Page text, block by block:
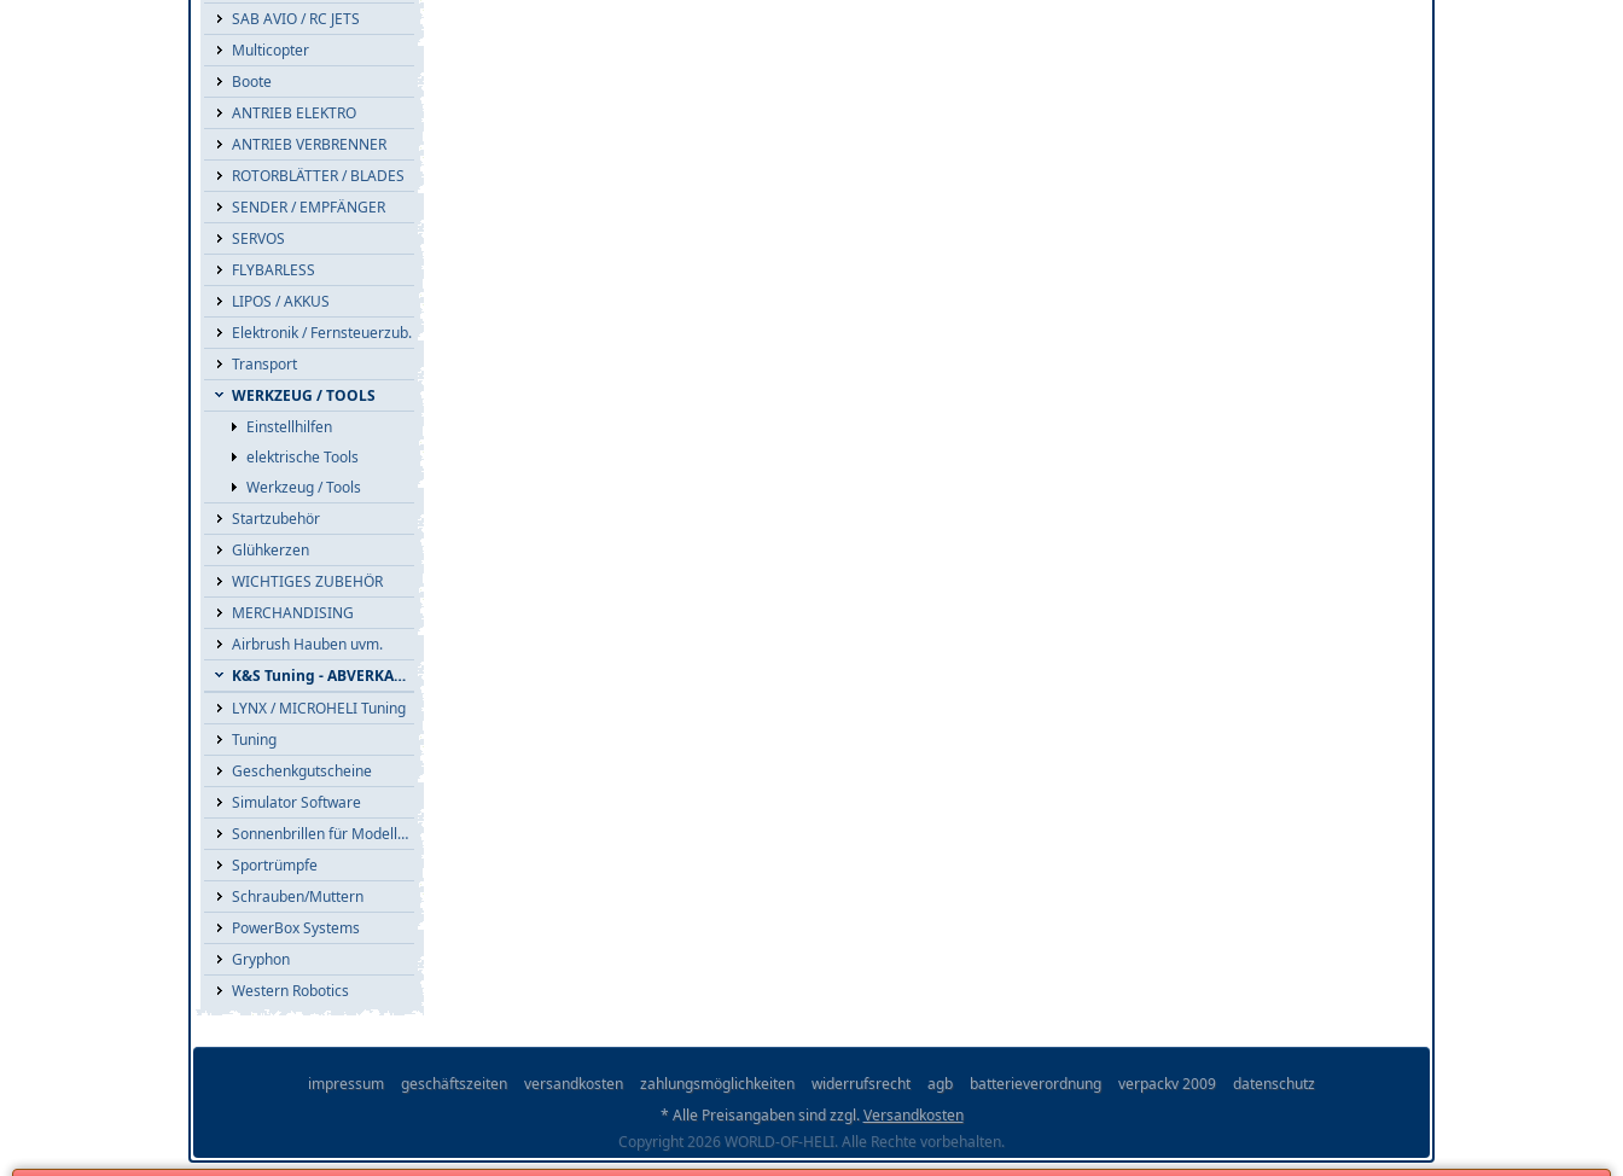
SAB AVIO / RC JETS
Multicopter
Boote
ANTRIEB ELEKTRO
ANTRIEB VERBRENNER
ROTORBLÄTTER / BLADES
SENDER / EMPFÄNGER
SERVOS
FLYBARLESS
LIPOS / AKKUS
Elektronik / Fernsteuerzub.
Transport
WERKZEUG / TOOLS
Einstellhilfen
elektrische Tools
Werkzeug / Tools
Startzubehör
Glühkerzen
WICHTIGES ZUBEHÖR
MERCHANDISING
Airbrush Hauben uvm.
K&S Tuning - ABVERKAUF
LYNX / MICROHELI Tuning
Tuning
Geschenkgutscheine
Simulator Software
Sonnenbrillen für Modellflieger
Sportrümpfe
Schrauben/Muttern
PowerBox Systems
Gryphon
Western Robotics
impressum geschäftszeiten versandkosten zahlungsmöglichkeiten widerrufsrecht agb batterieverordnung verpackv 2009
datenschutz
* Alle Preisangaben sind zzgl.Versandkosten
Copyright 2026 WORLD-OF-HELI. Alle Rechte vorbehalten.